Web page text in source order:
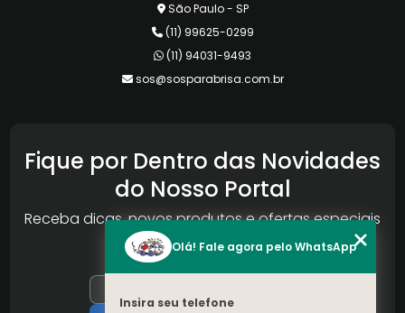
São Paulo - SP
(11) 99625-0299
(11) 94031-9493
sos@sosparabrisa.com.br
Fique por Dentro das Novidades
do Nosso Portal
Receba dicas, novos produtos e ofertas especiais
da Reconlog
Olá! Fale agora pelo WhatsApp
Insira seu telefone